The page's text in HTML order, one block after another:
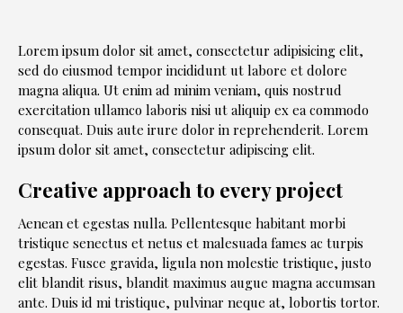
Lorem ipsum dolor sit amet, consectetur adipisicing elit,
sed do eiusmod tempor incididunt ut labore et dolore
magna aliqua. Ut enim ad minim veniam, quis nostrud
exercitation ullamco laboris nisi ut aliquip ex ea commodo
consequat. Duis aute irure dolor in reprehenderit. Lorem
ipsum dolor sit amet, consectetur adipiscing elit.
Creative approach to every project
Aenean et egestas nulla. Pellentesque habitant morbi
tristique senectus et netus et malesuada fames ac turpis
egestas. Fusce gravida, ligula non molestie tristique, justo
elit blandit risus, blandit maximus augue magna accumsan
ante. Duis id mi tristique, pulvinar neque at, lobortis tortor.